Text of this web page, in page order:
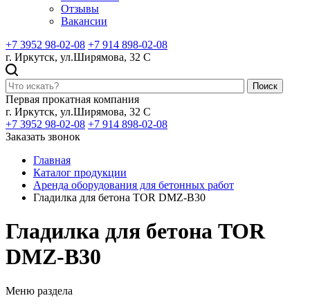
Отзывы
Вакансии
+7 3952 98-02-08 +7 914 898-02-08
г. Иркутск, ул.Ширямова, 32 С
Поиск
Первая прокатная компания
г. Иркутск, ул.Ширямова, 32 С
+7 3952 98-02-08 +7 914 898-02-08
Заказать звонок
Главная
Каталог продукции
Аренда оборудования для бетонных работ
Гладилка для бетона TOR DMZ-B30
Гладилка для бетона TOR
DMZ-B30
Меню раздела